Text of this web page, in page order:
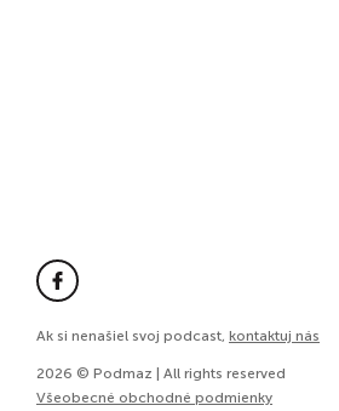
Ak si nenašiel svoj podcast, kontaktuj nás
2026 © Podmaz | All rights reserved
Všeobecné obchodné podmienky